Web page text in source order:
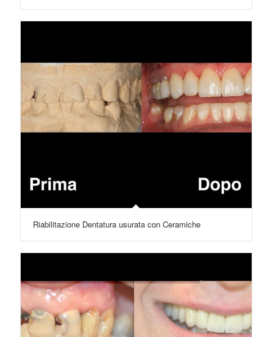
Riabilitazione Dentatura usurata con Ceramiche